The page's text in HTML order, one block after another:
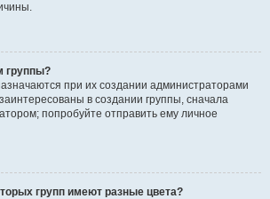
группы?
при их создании администраторами
в создании группы, сначала
попробуйте отправить ему личное
групп имеют разные цвета?